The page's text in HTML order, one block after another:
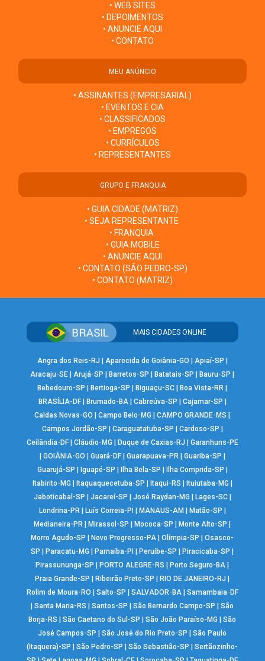
• WEB SITES
• DEPOIMENTOS
• ANUNCIE AQUI
• CONTATO
MEU ANÚNCIO
• ASSINANTES (EMPRESARIAL)
• EVENTOS E CIA
• CLASSIFICADOS
• EMPREGOS
• CURRÍCULOS
• REPRESENTANTES
GRUPO E FRANQUIA
• GUIA CIDADE (MATRIZ)
• SEJA REPRESENTANTE
• FRANQUIA
• GUIA MOBILE
• ANUNCIE AQUI
• CONTATO (SÃO PEDRO-SP)
• CONTATO (MATRIZ)
MAIS CIDADES ONLINE
Angra dos Reis-RJ Aparecida de Goiânia-GO Apiaí-SP
Aracaju-SE |Arujá-SP Barretos-SP Batatais-SP Bauru-SP
Bebedouro-SP
Bertioga-SP Biguaçu-SC Boa Vista-RR
BRASÍLIA-DF| Brumado-BA| Cabreúva-SP Cajamar-SP
Caldas Novas-GO
|Campo Belo-MG |CAMPO GRANDE-MS
Campos Jordão-SP
Caraguatatuba-SP Cardoso-SP
Ceilândia-DF| Cláudio-MG Duque de Caxias-RJ
Garanhuns-PE
GOIÂNIA-GO Guará-DF| Guarapuava-PR| Guariba-SP
Guarujá-SP
Iguapé-SP Ilha Bela-SP Ilha Comprida-SP
Itabirito-MG
Itaquaquecetuba-SP Itaqui-RS Ituiutaba-MG
Jaboticabal-SP
Jacareí-SP José Raydan-MG Lages-SC|
Londrina-PR| Luís Correia-PI MANAUS-AM Matão-SP
Medianeira-PR
Mirassol-SP Mococa-SP Monte Alto-SP
Morro Agudo-SP
Novo Progresso-PA |Olímpia-SP |Osasco-
SP
Paracatu-MG Parnaíba-PI Peruíbe-SP Piracicaba-SP
Pirassununga-SP
PORTO ALEGRE-RS Porto Seguro-BA
Praia Grande-SP
Ribeirão Preto-SP RIO DE JANEIRO-RJ
Rolim de Moura-RO
Salto-SP SALVADOR-BA| Samambaia-DF
|Santa Maria-RS |Santos-SP |São Bernardo Campo-SP |São
Borja-RS
|São Caetano do Sul-SP |São João Paraíso-MG |São
José Campos-SP
|São José do Rio Preto-SP |São Paulo
(Itaquera)-SP
|São Pedro-SP |São Sebastião-SP |Sertãozinho-